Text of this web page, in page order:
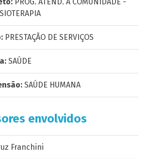
PRESTAÇÃO DE SERVIÇOS
SAÚDE
SAÚDE HUMANA
envolvidos
Franchini